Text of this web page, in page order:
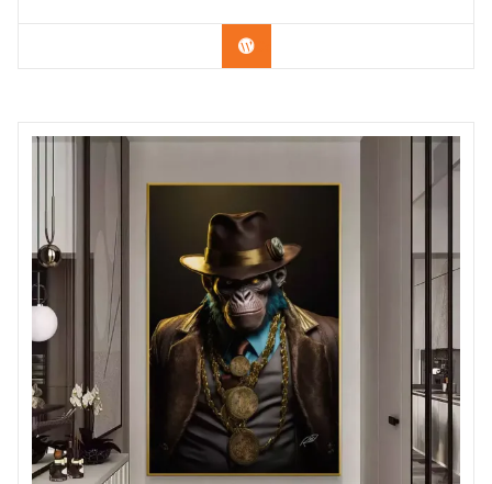
Confira os modelos